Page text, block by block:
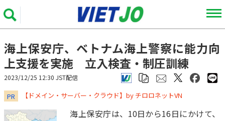
海上保安庁、ベトナム海上警察に能力向
上支援を実施 立入検査・制圧訓練
2023/12/25 12:30 JST配信
PR ​​​​​​​【ドメイン・サーバー・クラウド】by チロロネットVN
海上保安庁は、10日から16日にかけて、